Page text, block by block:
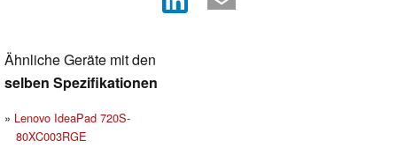
Ähnliche Geräte mit den
selben Spezifikationen
Lenovo IdeaPad 720S-
80XC003RGE